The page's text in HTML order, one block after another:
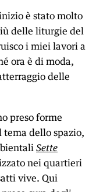
è stato molto
delle liturgie del
i miei lavori a
ora è di moda,
delle
preso forme
dello spazio,
Sette
nei quartieri
vive. Qui